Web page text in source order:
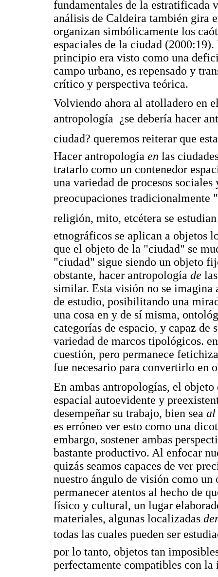
fundamentales de la estratificada
análisis de Caldeira también gira
organizan simbólicamente los
espaciales de la ciudad
principio era visto como una
campo urbano, es repensado y
crítico y perspectiva teórica.
Volviendo ahora al atolladero en
antropología  ¿se debería hacer
ciudad? queremos reiterar que
Hacer antropología en las
tratarlo como un contenedor
una variedad de procesos
preocupaciones tradicionalmente
religión, mito, etcétera se
etnográficos se aplican a objetos
que el objeto de la "ciudad" se
"ciudad" sigue siendo un objeto
obstante, hacer antropología de
similar. Esta visión no se
de estudio, posibilitando una
una cosa en y de sí misma,
categorías de espacio, y capaz de
variedad de marcos tipológicos.
cuestión, pero permanece
fue necesario para convertirlo en
En ambas antropologías, el
espacial autoevidente y
desempeñar su trabajo, bien sea
es erróneo ver esto como una
embargo, sostener ambas
bastante productivo. Al enfocar
quizás seamos capaces de ver
nuestro ángulo de visión como un
permanecer atentos al hecho de
físico y cultural, un lugar
materiales, algunas localizadas
todas las cuales pueden ser
por lo tanto, objetos tan
perfectamente compatibles con